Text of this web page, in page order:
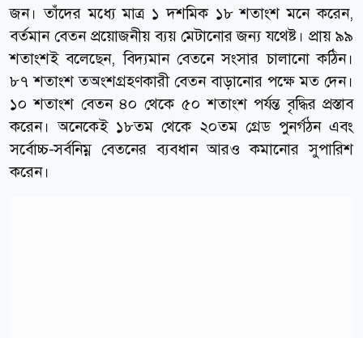
জন। তাঁদের মধ্যে মাত্র ১ দশমিক ১৮ শতাংশ মনে করেন,
বর্তমান বেতন প্রয়োজনীয় ব্যয় মেটানোর জন্য যথেষ্ট। প্রায় ৯৯
শতাংশই বলেছেন, বিদ্যমান বেতনে সংসার চালানো কঠিন।
৮৭ শতাংশ তঅংশগ্রহণকারী বেতন বাড়ানোর পক্ষে মত দেন।
১০ শতাংশ বেতন ৪০ থেকে ৫০ শতাংশ পর্যন্ত বৃদ্ধির প্রস্তাব
করেন। অনেকেই ১৮তম থেকে ২০তম গ্রেড পুনর্গঠন এবং
সর্বোচ্চ-সর্বনিম্ন বেতনের ব্যবধান আরও কমানোর সুপারিশ
করেন।